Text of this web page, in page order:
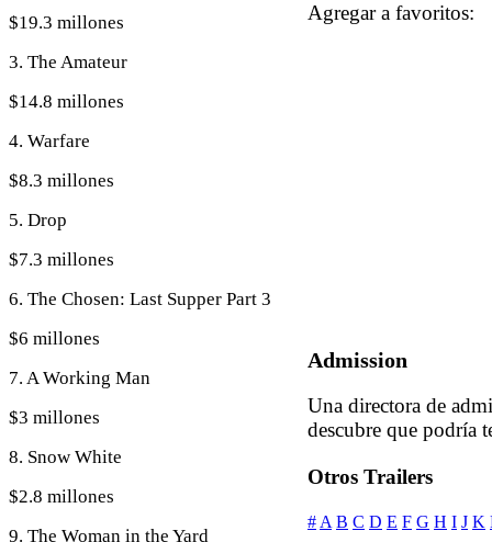
$19.3 millones
3. The Amateur
$14.8 millones
4. Warfare
$8.3 millones
5. Drop
$7.3 millones
6. The Chosen: Last Supper Part 3
$6 millones
7. A Working Man
$3 millones
8. Snow White
$2.8 millones
9. The Woman in the Yard
Agregar a
Admission
Una directora de
descubre que podría
Otros Trailers
# A B C D E F G H I J K